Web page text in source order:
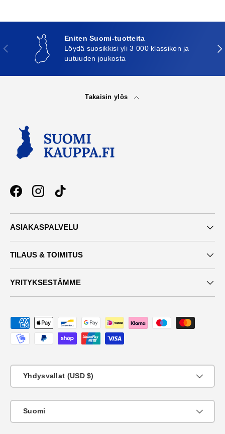
Edellinen
Eniten Suomi-tuotteita
Löydä suosikkisi yli 3 000 klassikon ja
uutuuden joukosta
Takaisin ylös
FacebookInstagramTikTok
ASIAKASPALVELU
TILAUS & TOIMITUS
YRITYKSESTÄMME
Maksutavat
Yhdysvallat (USD $)
Suomi